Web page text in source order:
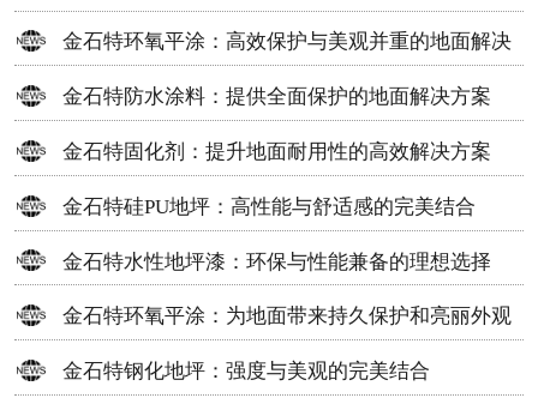
金石特环氧平涂：高效保护与美观并重的地面解决
方案
金石特防水涂料：提供全面保护的地面解决方案
金石特固化剂：提升地面耐用性的高效解决方案
金石特硅PU地坪：高性能与舒适感的完美结合
金石特水性地坪漆：环保与性能兼备的理想选择
金石特环氧平涂：为地面带来持久保护和亮丽外观
金石特钢化地坪：强度与美观的完美结合